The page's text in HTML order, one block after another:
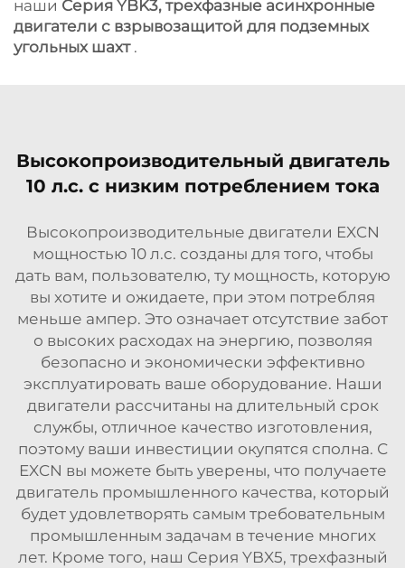
наши Серия YBK3, трехфазные асинхронные
двигатели с взрывозащитой для подземных
угольных шахт .
Высокопроизводительный двигатель
10 л.с. с низким потреблением тока
Высокопроизводительные двигатели EXCN
мощностью 10 л.с. созданы для того, чтобы
дать вам, пользователю, ту мощность, которую
вы хотите и ожидаете, при этом потребляя
меньше ампер. Это означает отсутствие забот
о высоких расходах на энергию, позволяя
безопасно и экономически эффективно
эксплуатировать ваше оборудование. Наши
двигатели рассчитаны на длительный срок
службы, отличное качество изготовления,
поэтому ваши инвестиции окупятся сполна. С
EXCN вы можете быть уверены, что получаете
двигатель промышленного качества, который
будет удовлетворять самым требовательным
промышленным задачам в течение многих
лет. Кроме того, наш Серия YBX5, трехфазный